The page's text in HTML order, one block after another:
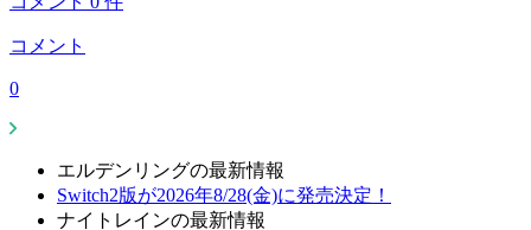
コメント
0
エルデンリングの最新情報
Switch2版が2026年8/28(金)に発売決定！
ナイトレインの最新情報